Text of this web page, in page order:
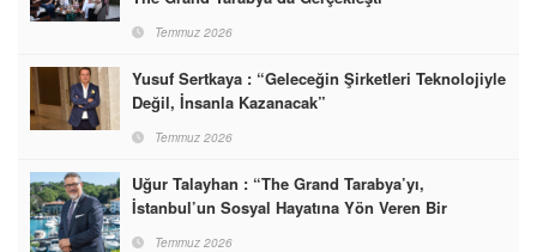
Temmuz 2026
Yusuf Sertkaya : “Geleceğin Şirketleri Teknolojiyle
Değil, İnsanla Kazanacak”
Temmuz 2026
Uğur Talayhan : “The Grand Tarabya’yı,
İstanbul’un Sosyal Hayatına Yön Veren Bir
Destinasyon Haline Getirmeyi Hedefliyorum”
Temmuz 2026